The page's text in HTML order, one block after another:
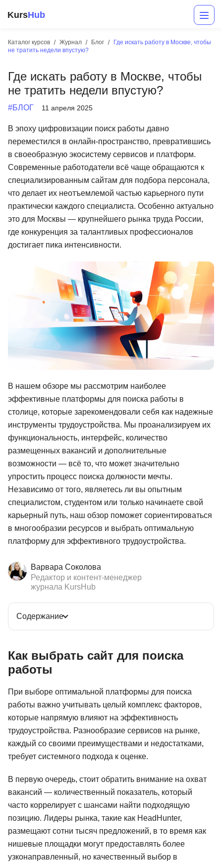
KursHub
Каталог курсов Журнал Блог
Где искать работу в Москве, чтобы
не тратить недели впустую?
Где искать работу в Москве, чтобы
не тратить недели впустую?
#БЛОГ 11 апреля 2025
В эпоху цифровизации поиск работы давно
переместился в онлайн-пространство, превратившись
в своеобразную экосистему сервисов и платформ.
Современные работодатели всё чаще обращаются к
специализированным сайтам для подбора персонала,
что делает их неотъемлемой частью карьерного пути
практически каждого специалиста. Особенно актуально
это для Москвы — крупнейшего рынка труда России,
где конкуренция за талантливых профессионалов
достигает пика интенсивности.
В нашем обзоре мы рассмотрим наиболее
эффективные платформы для поиска работы в
столице, которые зарекомендовали себя как надежные
инструменты трудоустройства. Мы проанализируем их
функциональность, интерфейс, количество
размещенных вакансий и дополнительные
возможности — всё то, что может значительно
упростить процесс поиска должности мечты.
Независимо от того, являетесь ли вы опытным
специалистом, студентом или только начинаете свой
карьерный путь, наш обзор поможет сориентироваться
в многообразии ресурсов и выбрать оптимальную
платформу для эффективного трудоустройства.
Варвара Соколова
Редактор и контент-менеджер
журнала KursHub
Содержание
Как выбрать сайт для поиска
работы
При выборе оптимальной платформы для поиска
работы важно учитывать целый комплекс факторов,
которые напрямую влияют на эффективность
трудоустройства. Разнообразие сервисов на рынке,
каждый со своими преимуществами и недостатками,
требует системного подхода к оценке.
В первую очередь, стоит обратить внимание на охват
вакансий — количественный показатель, который
часто коррелирует с шансами найти подходящую
позицию. Лидеры рынка, такие как HeadHunter,
размещают сотни тысяч предложений, в то время как
нишевые площадки могут предоставлять более
узконаправленный, но качественный выбор в
Маркетинг
Дизайн
Аналитика
Менеджмент
Иностранные языки
Детям
Акции и промокоды
Рейтинг онлайн-школ